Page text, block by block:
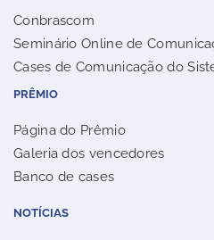
Conbrascom
Seminário Online de
Cases de Comunicação do
PRÊMIO
Página do Prêmio
Galeria dos vencedores
Banco de cases
NOTÍCIAS